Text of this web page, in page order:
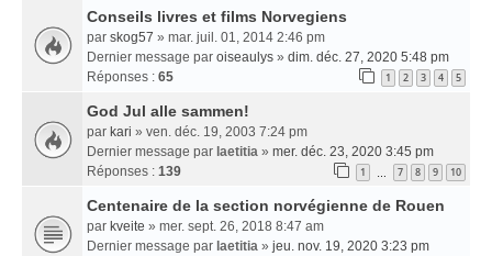
Conseils livres et films Norvegiens
par skog57 » mar. juil. 01, 2014 2:46 pm
Dernier message par oiseaulys » dim. déc. 27, 2020 5:48 pm
Réponses : 65 1 2 3 4 5
God Jul alle sammen!
par kari » ven. déc. 19, 2003 7:24 pm
Dernier message par laetitia » mer. déc. 23, 2020 3:45 pm
Réponses : 139 1 … 7 8 9 10
Centenaire de la section norvégienne de Rouen
par kveite » mer. sept. 26, 2018 8:47 am
Dernier message par laetitia » jeu. nov. 19, 2020 3:23 pm